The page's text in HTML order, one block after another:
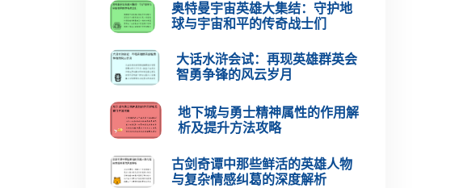
奥特曼宇宙英雄大集结：守护地
球与宇宙和平的传奇战士们
大话水浒会试：再现英雄群英会
智勇争锋的风云岁月
地下城与勇士精神属性的作用解
析及提升方法攻略
古剑奇谭中那些鲜活的英雄人物
与复杂情感纠葛的深度解析